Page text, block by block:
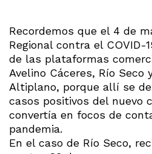
Recordemos que el 4 de
Regional contra el COVID-
de las plataformas
Avelino Cáceres, Río Seco
Altiplano, porque allí se
casos positivos del nuevo
convertía en focos de
pandemia.
En el caso de Río Seco,